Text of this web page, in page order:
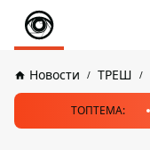
Новости ТРЕШ
ТОПТЕМА: